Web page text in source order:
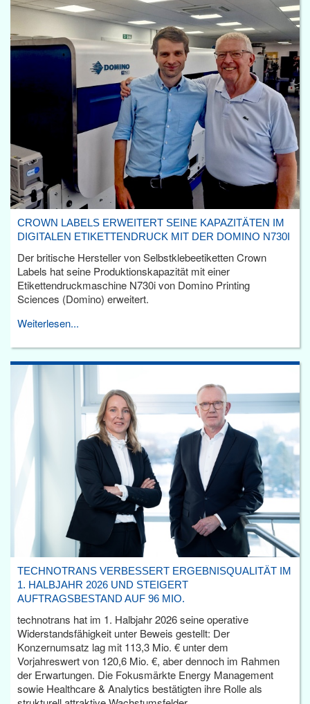
CROWN LABELS ERWEITERT SEINE KAPAZITÄTEN IM
DIGITALEN ETIKETTENDRUCK MIT DER DOMINO N730I
Der britische Hersteller von Selbstklebeetiketten Crown
Labels hat seine Produktionskapazität mit einer
Etikettendruckmaschine N730i von Domino Printing
Sciences (Domino) erweitert.
Weiterlesen...
TECHNOTRANS VERBESSERT ERGEBNISQUALITÄT IM
1. HALBJAHR 2026 UND STEIGERT
AUFTRAGSBESTAND AUF 96 MIO.
technotrans hat im 1. Halbjahr 2026 seine operative
Widerstandsfähigkeit unter Beweis gestellt: Der
Konzernumsatz lag mit 113,3 Mio. € unter dem
Vorjahreswert von 120,6 Mio. €, aber dennoch im Rahmen
der Erwartungen. Die Fokusmärkte Energy Management
sowie Healthcare & Analytics bestätigten ihre Rolle als